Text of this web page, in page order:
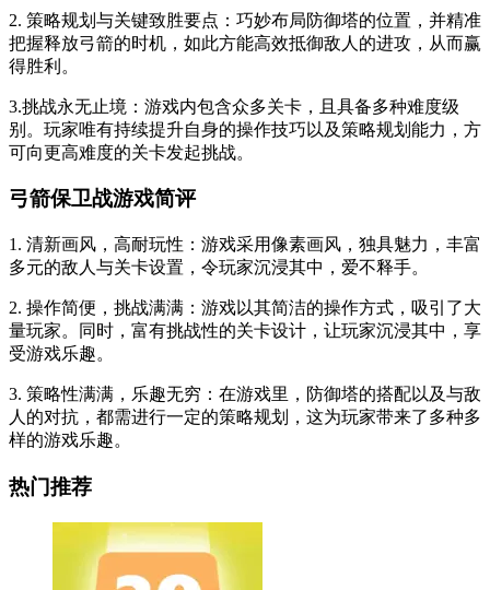
2. 策略规划与关键致胜要点：巧妙布局防御塔的位置，并精准
把握释放弓箭的时机，如此方能高效抵御敌人的进攻，从而赢
得胜利。
3.挑战永无止境：游戏内包含众多关卡，且具备多种难度级
别。玩家唯有持续提升自身的操作技巧以及策略规划能力，方
可向更高难度的关卡发起挑战。
弓箭保卫战游戏简评
1. 清新画风，高耐玩性：游戏采用像素画风，独具魅力，丰富
多元的敌人与关卡设置，令玩家沉浸其中，爱不释手。
2. 操作简便，挑战满满：游戏以其简洁的操作方式，吸引了大
量玩家。同时，富有挑战性的关卡设计，让玩家沉浸其中，享
受游戏乐趣。
3. 策略性满满，乐趣无穷：在游戏里，防御塔的搭配以及与敌
人的对抗，都需进行一定的策略规划，这为玩家带来了多种多
样的游戏乐趣。
热门推荐